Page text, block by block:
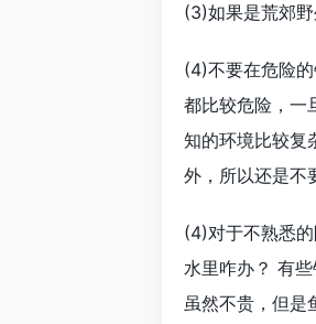
(3)如果是荒郊
(4)不要在危险
都比较危险，一
知的环境比较复
外，所以还是不
(4)对于不熟悉
水里咋办？ 有
虽然不贵，但是